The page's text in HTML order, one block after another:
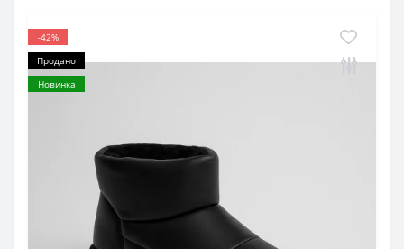
-42%
Продано
Новинка